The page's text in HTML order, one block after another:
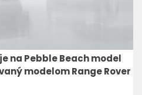
na Pebble Beach model
modelom Range Rover